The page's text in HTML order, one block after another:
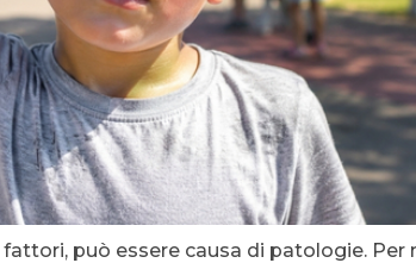
può essere causa di patologie.